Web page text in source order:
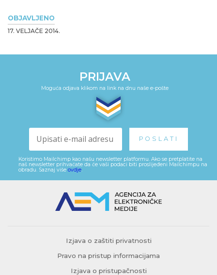
OBJAVLJENO
17. VELJAČE 2014.
PRIJAVA
Moguća odjava klikom na link na dnu naše e-pošte
Koristimo Mailchimp kao našu newsletter platformu. Ako se pretplatite na
naš newsletter prihvaćate da će vaši podaci biti proslijeđeni Mailchimpu na
obradu. Saznaj više ovdje
Izjava o zaštiti privatnosti
Pravo na pristup informacijama
Izjava o pristupačnosti